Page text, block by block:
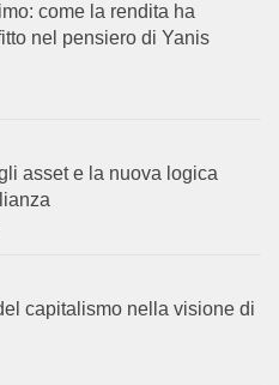
come la rendita ha
nel pensiero di Yanis
asset e la nuova logica
capitalismo nella visione di